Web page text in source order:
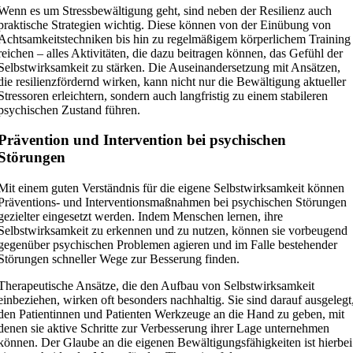
es um Stressbewältigung geht, sind neben der Resilienz auch
Strategien wichtig. Diese können von der Einübung von
bis hin zu regelmäßigem körperlichem Training
– alles Aktivitäten, die dazu beitragen können, das Gefühl der
zu stärken. Die Auseinandersetzung mit Ansätzen,
resilienzfördernd wirken, kann nicht nur die Bewältigung aktueller
erleichtern, sondern auch langfristig zu einem stabileren
Zustand führen.
und Intervention bei psychischen
einem guten Verständnis für die eigene Selbstwirksamkeit können
und Interventionsmaßnahmen bei psychischen Störungen
eingesetzt werden. Indem Menschen lernen, ihre
zu erkennen und zu nutzen, können sie vorbeugend
psychischen Problemen agieren und im Falle bestehender
schneller Wege zur Besserung finden.
Ansätze, die den Aufbau von Selbstwirksamkeit
wirken oft besonders nachhaltig. Sie sind darauf
Patientinnen und Patienten Werkzeuge an die Hand zu geben, mit
sie aktive Schritte zur Verbesserung ihrer Lage unternehmen
Der Glaube an die eigenen Bewältigungsfähigkeiten ist hierbei